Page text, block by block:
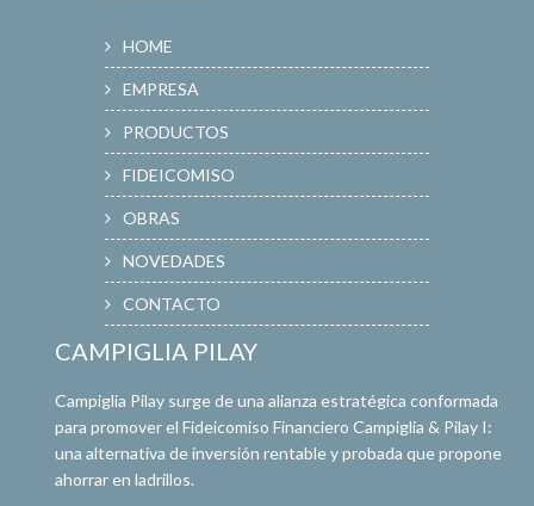
HOME
EMPRESA
PRODUCTOS
FIDEICOMISO
OBRAS
NOVEDADES
CONTACTO
CAMPIGLIA PILAY
Campiglia Pilay surge de una alianza estratégica conformada
para promover el Fideicomiso Financiero Campiglia & Pilay I:
una alternativa de inversión rentable y probada que propone
ahorrar en ladrillos.